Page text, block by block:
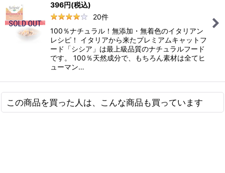
396円(税込)
20件
100％ナチュラル！無添加・無着色のイタリアン
レシピ！ イタリアから来たプレミアムキャットフ
ード「シシア」は最上級品質のナチュラルフード
です。 100％天然成分で、もちろん素材は全てヒ
ューマン…
この商品を買った人は、こんな商品も買っています